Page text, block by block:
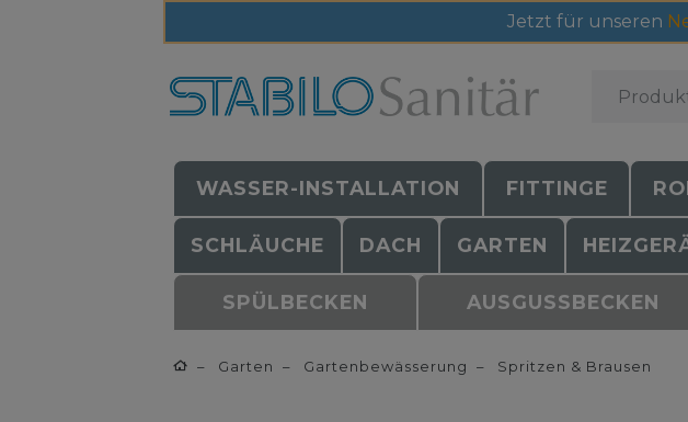
Jetzt für unseren
WASSER-INSTALLATION FITTINGE
SCHLÄUCHE DACH GARTEN
SPÜLBECKEN AUSGUSSBECKEN
Garten Gartenbewässerung Spritzen & Brausen